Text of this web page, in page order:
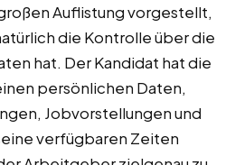
Auflistung vorgestellt,
die Kontrolle über die
hat. Der Kandidat hat die
persönlichen Daten,
Jobvorstellungen und
verfügbaren Zeiten